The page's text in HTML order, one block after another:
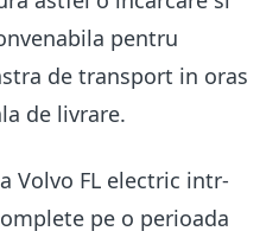
pentru
de transport in oras
de livrare.
Volvo FL electric intr-
pe o perioada